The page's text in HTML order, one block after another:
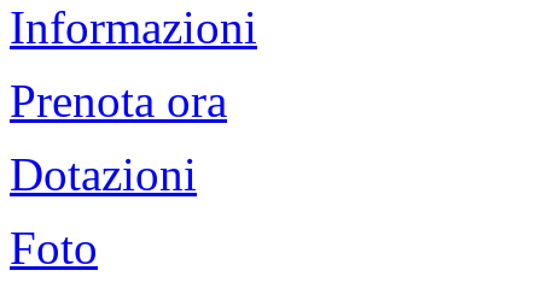
Informazioni
Prenota ora
Dotazioni
Foto